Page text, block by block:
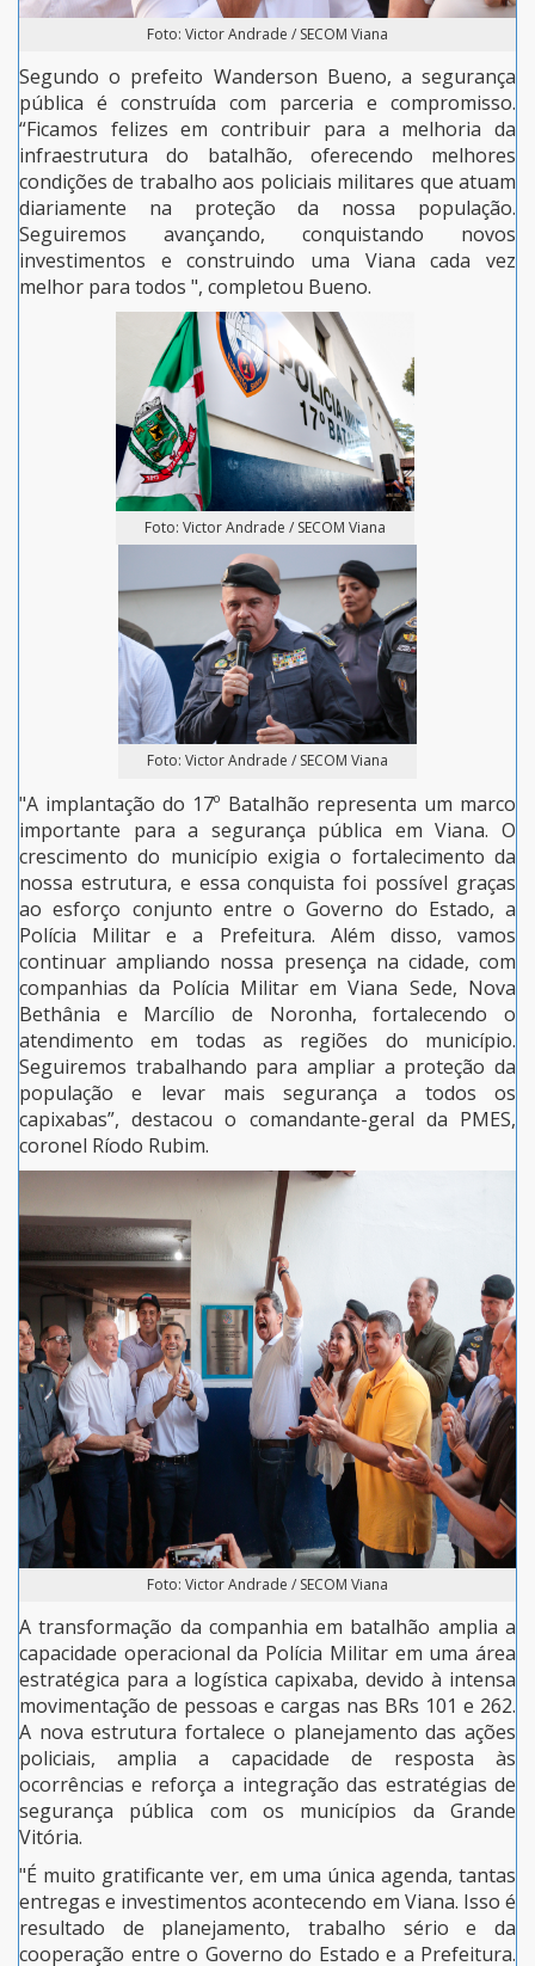
Foto: Victor Andrade / SECOM Viana
Segundo o prefeito Wanderson Bueno, a segurança
pública é construída com parceria e compromisso.
“Ficamos felizes em contribuir para a melhoria da
infraestrutura do batalhão, oferecendo melhores
condições de trabalho aos policiais militares que atuam
diariamente na proteção da nossa população.
Seguiremos avançando, conquistando novos
investimentos e construindo uma Viana cada vez
melhor para todos ", completou Bueno.
Foto: Victor Andrade / SECOM Viana
Foto: Victor Andrade / SECOM Viana
"A implantação do 17º Batalhão representa um marco
importante para a segurança pública em Viana. O
crescimento do município exigia o fortalecimento da
nossa estrutura, e essa conquista foi possível graças
ao esforço conjunto entre o Governo do Estado, a
Polícia Militar e a Prefeitura. Além disso, vamos
continuar ampliando nossa presença na cidade, com
companhias da Polícia Militar em Viana Sede, Nova
Bethânia e Marcílio de Noronha, fortalecendo o
atendimento em todas as regiões do município.
Seguiremos trabalhando para ampliar a proteção da
população e levar mais segurança a todos os
capixabas”, destacou o comandante-geral da PMES,
coronel Ríodo Rubim.
Foto: Victor Andrade / SECOM Viana
A transformação da companhia em batalhão amplia a
capacidade operacional da Polícia Militar em uma área
estratégica para a logística capixaba, devido à intensa
movimentação de pessoas e cargas nas BRs 101 e 262.
A nova estrutura fortalece o planejamento das ações
policiais, amplia a capacidade de resposta às
ocorrências e reforça a integração das estratégias de
segurança pública com os municípios da Grande
Vitória.
"É muito gratificante ver, em uma única agenda, tantas
entregas e investimentos acontecendo em Viana. Isso é
resultado de planejamento, trabalho sério e da
cooperação entre o Governo do Estado e a Prefeitura.